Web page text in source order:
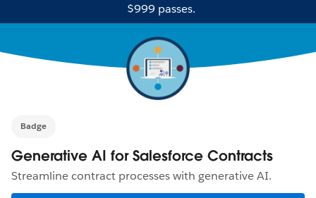
$999 passes.
Badge
Generative AI for Salesforce Contracts
Streamline contract processes with generative AI.